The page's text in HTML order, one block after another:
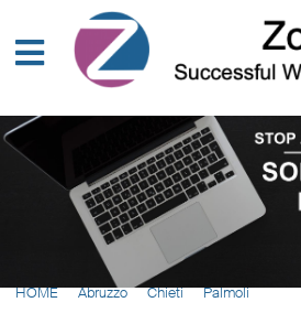
HOME Abruzzo Chieti Palmoli